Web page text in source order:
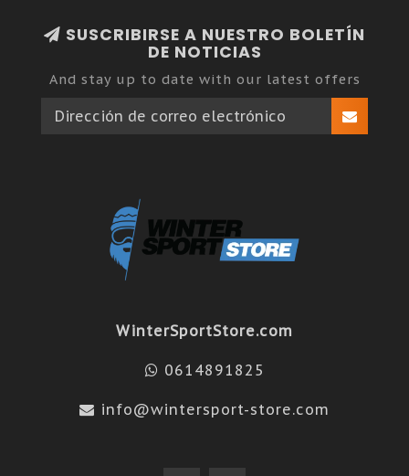
SUSCRIBIRSE A NUESTRO BOLETÍN
DE NOTICIAS
And stay up to date with our latest offers
WinterSportStore.com
0614891825
info@wintersport-store.com